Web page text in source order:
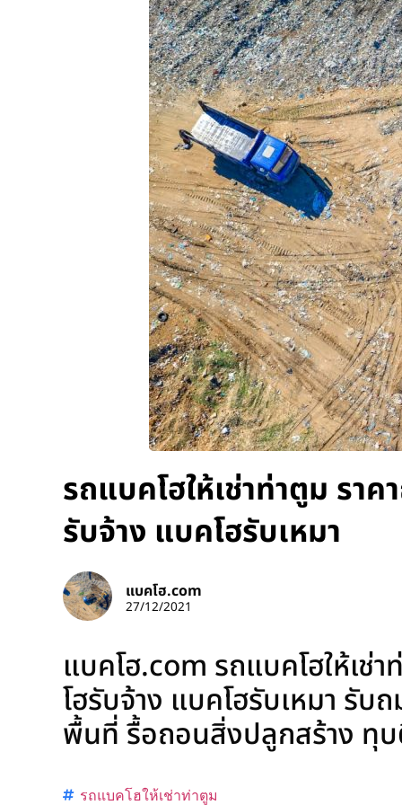
รถแบคโฮให้เช่าท่าตูม รา
รับจ้าง แบคโฮรับเหมา
แบคโฮ.com
27/12/2021
แบคโฮ.com รถแบคโฮให้เช่
โฮรับจ้าง แบคโฮรับเหมา รับ
พื้นที่ รื้อถอนสิ่งปลูกสร้าง ทุบ
รถแบคโฮให้เช่าท่าตูม